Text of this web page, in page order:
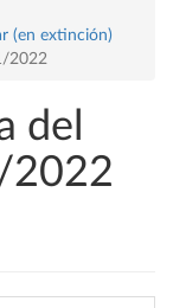
(en extinción)
2022
del
2022